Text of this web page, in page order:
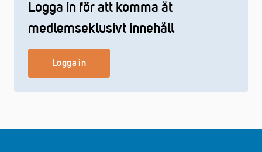
Logga in för att komma åt
medlemseklusivt innehåll
Logga in